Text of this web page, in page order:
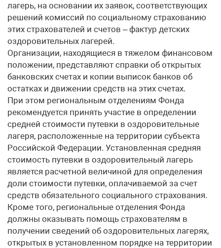
лагерь, на основании их заявок, соответствующих
решений комиссий по социальному страхованию
этих страхователей и счетов – фактур детских
оздоровительных лагерей.
Организации, находящиеся в тяжелом финансовом
положении, представляют справки об открытых
банковских счетах и копии выписок банков об
остатках и движении средств на этих счетах.
При этом региональным отделениям Фонда
рекомендуется принять участие в определении
средней стоимости путевки в оздоровительные
лагеря, расположенные на территории субъекта
Российской Федерации. Установленная средняя
стоимость путевки в оздоровительный лагерь
является расчетной величиной для определения
доли стоимости путевки, оплачиваемой за счет
средств обязательного социального страхования.
Кроме того, региональные отделения Фонда
должны оказывать помощь страхователям в
получении сведений об оздоровительных лагерях,
открытых в установленном порядке на территории